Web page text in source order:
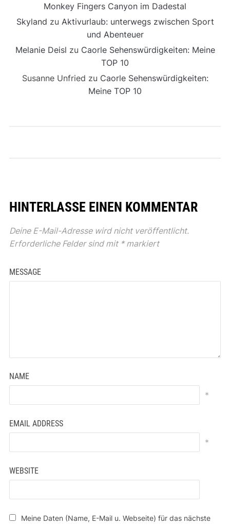
Monkey Fingers Canyon im Dadestal
Skyland zu Aktivurlaub: unterwegs zwischen Sport
und Abenteuer
Melanie Deisl zu Caorle Sehenswürdigkeiten: Meine
TOP 10
Susanne Unfried zu Caorle Sehenswürdigkeiten:
Meine TOP 10
HINTERLASSE EINEN KOMMENTAR
Deine E-Mail-Adresse wird nicht veröffentlicht.
Erforderliche Felder sind mit *markiert
MESSAGE
NAME
*
EMAIL ADDRESS
*
WEBSITE
Meine Daten (Name, E-Mail u. Webseite) für das nächste